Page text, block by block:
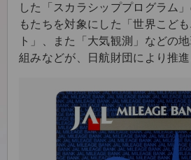
した「スカラシッププログラム
もたちを対象にした「世界こど
ト」、また「大気観測」などの
組みなどが、日航財団により推進